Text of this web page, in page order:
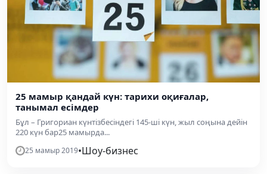
25 мамыр қандай күн: тарихи оқиғалар,
танымал есімдер
Бұл – Григориан күнтізбесіндегі 145-ші күн, жыл соңына дейін
220 күн бар25 мамырда...
25 мамыр 2019•Шоу-бизнес